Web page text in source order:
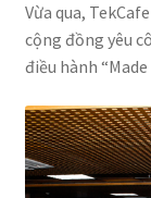
Vừa qua,
cộng đồng yêu
điều hành